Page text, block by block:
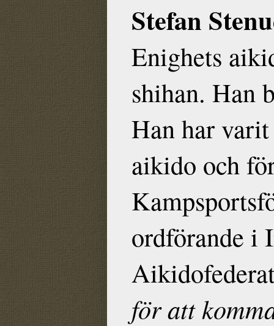
Stefan
Enighets
shihan. Han
Han har
aikido och
ordförande i
för att